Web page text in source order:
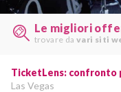
Le migliori
trovare da vari siti
TicketLens: confronto
Las Vegas